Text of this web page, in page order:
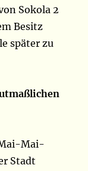
Sokola 2
Besitz
später zu
Mai-
Stadt